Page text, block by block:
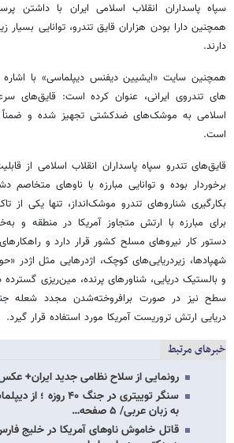
سپاه پاسداران انقلاب اسلامی ایران با
همچنین دارا بودن هزاران قایق تندرو، توانایی بسیار
دارند.
همچنین سایت «ایشیین دیفنس دیپلماسی» با
های تندروی ایرانی، عنوان کرده است: قایق‌های
اسلامی به موشک‌های ضدکشتی تجهیز شده و ضمناً
است.
قایق‌های تندرو سپاه پاسداران انقلاب اسلامی از
برخوردار بوده و توانایی مبارزه با ناوهای متخاصم
بکارگیری شناروهای تندرو موشک‌انداز، تنها یکی
برای مبارزه با ارتش متجاوز آمریکا در منطقه
دستور کار نیروهای مسلح کشور قرار دارد و
شهپادها، زیردریایی‌های کوچک، اژدرهایی مثل اژدر
و بالستیک دریایی، شناورهای پرنده، مین‌ریزی
سطح نیز در صورت برافروخته‌شدن مجدد شعله
دریایی ارتش تروریست آمریکا مورد استفاده قرار گیرد.
خبرهای مرتبط
رونمایی از سلاح نظامی جدید ایران+
سنگر توییتری در جنگ
به زبان عربی/ ۵ صفحه…
قاتل خاموش ناوهای آمریکا در خلیج